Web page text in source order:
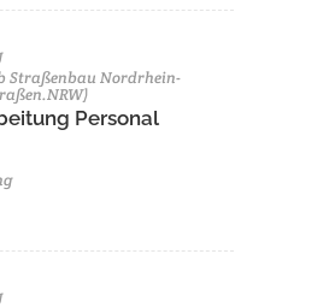
Straßenbau Nordrhein-
Personal